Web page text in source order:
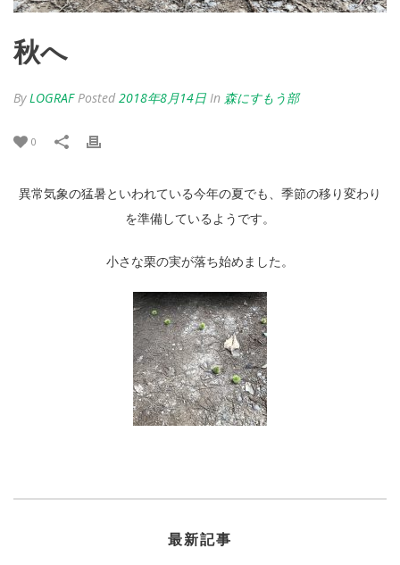
秋へ
ByLOGRAF Posted 2018年8月14日 In 森にすもう部
0
異常気象の猛暑といわれている今年の夏でも、季節の移り変わり
を準備しているようです。
小さな栗の実が落ち始めました。
最新記事